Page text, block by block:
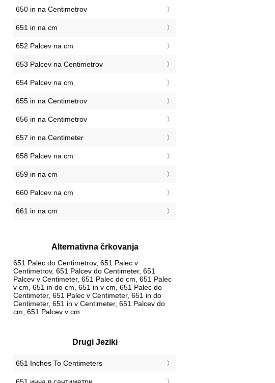
650 in na Centimetrov
651 in na cm
652 Palcev na cm
653 Palcev na Centimetrov
654 Palcev na cm
655 in na Centimetrov
656 in na Centimetrov
657 in na Centimeter
658 Palcev na cm
659 in na cm
660 Palcev na cm
661 in na cm
Alternativna črkovanja
651 Palec do Centimetrov, 651 Palec v
Centimetrov, 651 Palcev do Centimeter, 651
Palcev v Centimeter, 651 Palec do cm, 651 Palec
v cm, 651 in do cm, 651 in v cm, 651 Palec do
Centimeter, 651 Palec v Centimeter, 651 in do
Centimeter, 651 in v Centimeter, 651 Palcev do
cm, 651 Palcev v cm
Drugi Jeziki
‎651 Inches To Centimeters